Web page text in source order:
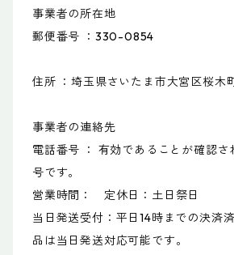
事業者の所在地
郵便番号 ：330-0854
住所 ：埼玉県さいたま市大宮区桜木
事業者の連絡先
電話番号 ： 有効であることが確認さ
号です。
営業時間： 定休日：土日祭日
当日発送受付：平日14時までの決済
品は当日発送対応可能です。